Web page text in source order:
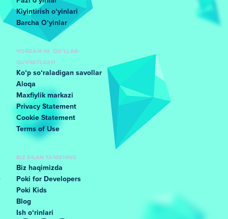
Kiyintirish oʻyinlari
Barcha Oʻyinlar
YORDAM VA QO'LLAB-
QUVVATLASH
Koʻp soʻraladigan savollar
Aloqa
Maxfiylik markazi
Privacy Statement
Cookie Statement
Terms of Use
BIZ BILAN TANISHING
Biz haqimizda
Poki for Developers
Poki Kids
Blog
Ish oʻrinlari